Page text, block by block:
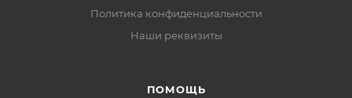
Политика конфиденциальности
Наши реквизиты
ПОМОЩЬ